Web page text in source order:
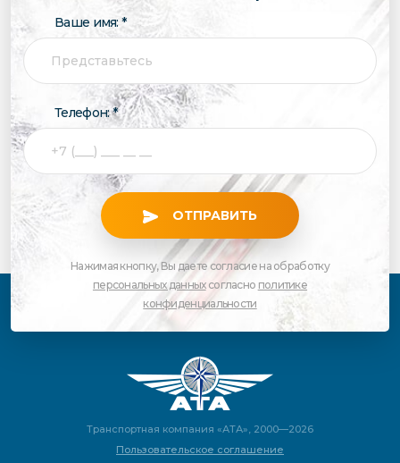
Ваше имя: *
Телефон: *
ОТПРАВИТЬ
Нажимая кнопку, Вы даете согласие на обработку
персональных данныхсогласно политике
конфиденциальности
Транспортная компания «АТА», 2000—2026
Пользовательское соглашение